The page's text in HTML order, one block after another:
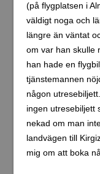
(på flygplatsen i
väldigt noga och
längre än väntat
om var han skulle
han hade en
tjänstemannen
någon
ingen utresebiljett
nekad om man
landvägen till
mig om att boka